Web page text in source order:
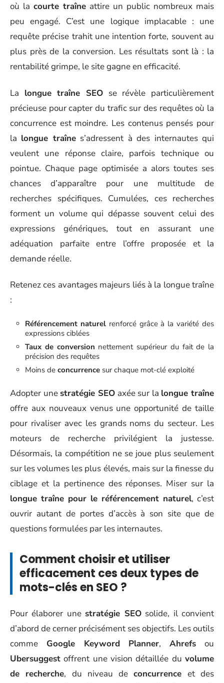
où la courte traîne attire un public nombreux mais
peu engagé. C’est une logique implacable : une
requête précise trahit une intention forte, souvent au
plus près de la conversion. Les résultats sont là : la
rentabilité grimpe, le site gagne en efficacité.
La longue traîne SEO se révèle particulièrement
précieuse pour capter du trafic sur des requêtes où la
concurrence est moindre. Les contenus pensés pour
la longue traînes’adressent à des internautes qui
veulent une réponse claire, parfois technique ou
pointue. Chaque page optimisée a alors toutes ses
chances d’apparaître pour une multitude de
recherches spécifiques. Cumulées, ces recherches
forment un volume qui dépasse souvent celui des
expressions génériques, tout en assurant une
adéquation parfaite entre l’offre proposée et la
demande réelle.
Retenez ces avantages majeurs liés à la longue traîne
:
Référencement naturelrenforcé grâce à la variété des
expressions ciblées
Taux de conversion nettement supérieur du fait de la
précision des requêtes
Moins de concurrence sur chaque mot-clé exploité
Adopter une stratégie SEOaxée sur la longue traîne
offre aux nouveaux venus une opportunité de taille
pour rivaliser avec les grands noms du secteur. Les
moteurs de recherche privilégient la justesse.
Désormais, la compétition ne se joue plus seulement
sur les volumes les plus élevés, mais sur la finesse du
ciblage et la pertinence des réponses. Miser sur la
longue traîne pour le référencement naturel, c’est
ouvrir autant de portes d’accès à son site que de
questions formulées par les internautes.
Comment choisir et utiliser
efficacement ces deux types de
mots-clés en SEO ?
Pour élaborer une stratégie SEOsolide, il convient
d’abord de cerner précisément ses objectifs. Les outils
comme Google Keyword Planner,Ahrefs ou
Ubersuggest offrent une vision détaillée du volume
de recherche, du niveau deconcurrence et des